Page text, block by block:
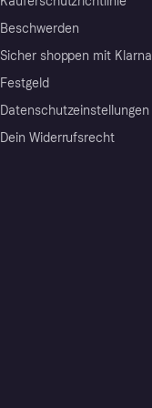
Beschwerden
Sicher shoppen mit Klarna
Festgeld
Datenschutzeinstellungen
Dein Widerrufsrecht